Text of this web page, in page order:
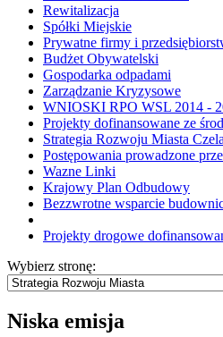
Rewitalizacja
Spółki Miejskie
Prywatne firmy i
Budżet Obywatelski
Gospodarka odpadami
Zarządzanie Kryzysowe
WNIOSKI RPO WSL 2014 -
Projekty dofinansowane ze
Strategia Rozwoju Miasta
Postępowania prowadzone
Wazne Linki
Krajowy Plan Odbudowy
Bezzwrotne wsparcie
Projekty drogowe
Wybierz stronę:
Niska emisja